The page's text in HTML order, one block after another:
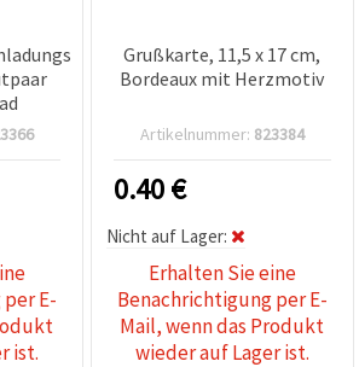
E-
ist.
Grußkarte, 11,5 x 17 cm,
Bordeaux mit Herzmotiv
Artikelnummer: 823384
0.40€
Nicht auf Lager:
Erhalten Sie eine
Benachrichtigung per E-
Mail, wenn das Produkt
wieder auf Lager ist.